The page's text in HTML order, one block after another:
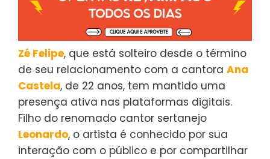
Zé Felipe, que está solteiro desde o término
de seu relacionamento com a cantora Ana
Castela, de 22 anos, tem mantido uma
presença ativa nas plataformas digitais.
Filho do renomado cantor sertanejo
Leonardo, o artista é conhecido por sua
interação com o público e por compartilhar